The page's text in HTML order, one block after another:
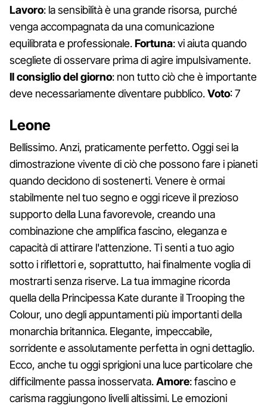
Lavoro: la sensibilità è una grande risorsa, purché
venga accompagnata da una comunicazione
equilibrata e professionale.Fortuna: vi aiuta quando
scegliete di osservare prima di agire impulsivamente.
Il consiglio del giorno: non tutto ciò che è importante
deve necessariamente diventare pubblico.Voto: 7
Leone
Bellissimo. Anzi, praticamente perfetto. Oggi sei la
dimostrazione vivente di ciò che possono fare i pianeti
quando decidono di sostenerti. Venere è ormai
stabilmente nel tuo segno e oggi riceve il prezioso
supporto della Luna favorevole, creando una
combinazione che amplifica fascino, eleganza e
capacità di attirare l'attenzione. Ti senti a tuo agio
sotto i riflettori e, soprattutto, hai finalmente voglia di
mostrarti senza riserve. La tua immagine ricorda
quella della Principessa Kate durante il Trooping the
Colour, uno degli appuntamenti più importanti della
monarchia britannica. Elegante, impeccabile,
sorridente e assolutamente perfetta in ogni dettaglio.
Ecco, anche tu oggi sprigioni una luce particolare che
difficilmente passa inosservata.Amore: fascino e
carisma raggiungono livelli altissimi. Le emozioni